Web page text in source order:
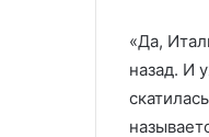
«Да,
назад. И